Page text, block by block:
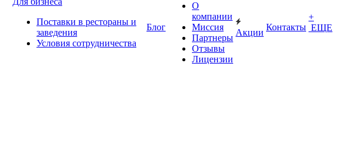
Поставки в рестораны и
заведения
Условия сотрудничества
Блог
О
компании
Миссия
Партнеры
Отзывы
Лицензии
Акции
Контакты
+
ЕЩЕ